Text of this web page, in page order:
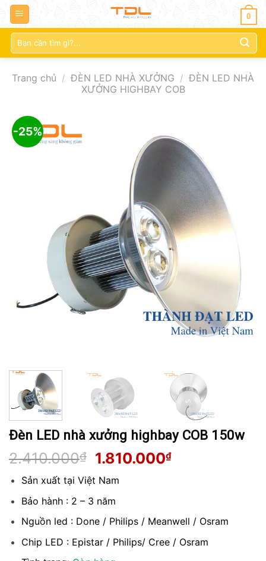
0
Tìm
kiếm:
Trang chủ / ĐÈN LED NHÀ XƯỞNG / ĐÈN LED NHÀ
XƯỞNG HIGHBAY COB
-25%
Đèn LED nhà xưởng highbay COB 150w
2.410.000₫
Giá
là:
2.410.000₫.
1.810.000₫Giá
1.810.000₫.
Sản xuất tại Việt Nam
Bảo hành : 2 – 3 năm
Nguồn led : Done / Philips / Meanwell / Osram
Chip LED : Epistar / Philips/ Cree / Osram